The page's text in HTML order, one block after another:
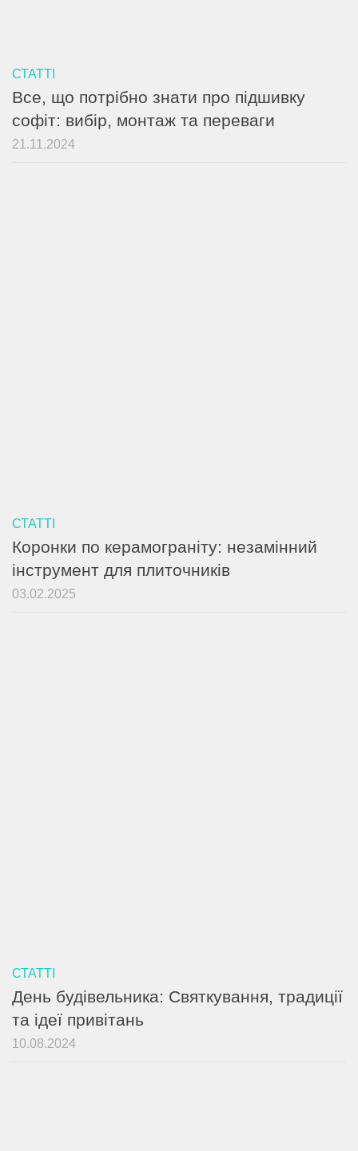
СТАТТІ
Все, що потрібно знати про підшивку
софіт: вибір, монтаж та переваги
21.11.2024
СТАТТІ
Коронки по керамограніту: незамінний
інструмент для плиточників
03.02.2025
СТАТТІ
День будівельника: Святкування, традиції
та ідеї привітань
10.08.2024